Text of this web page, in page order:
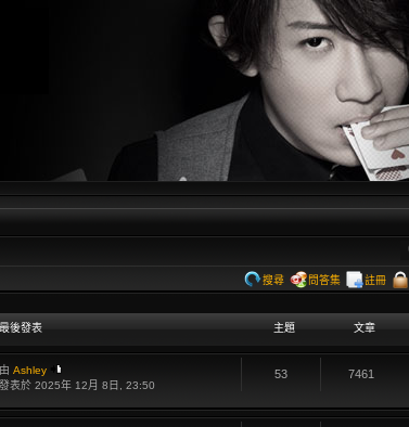
搜尋 問答集 註冊
最後發表 主題 文章
由 Ashley
發表於 2025年 12月 8日, 23:50
53 7461